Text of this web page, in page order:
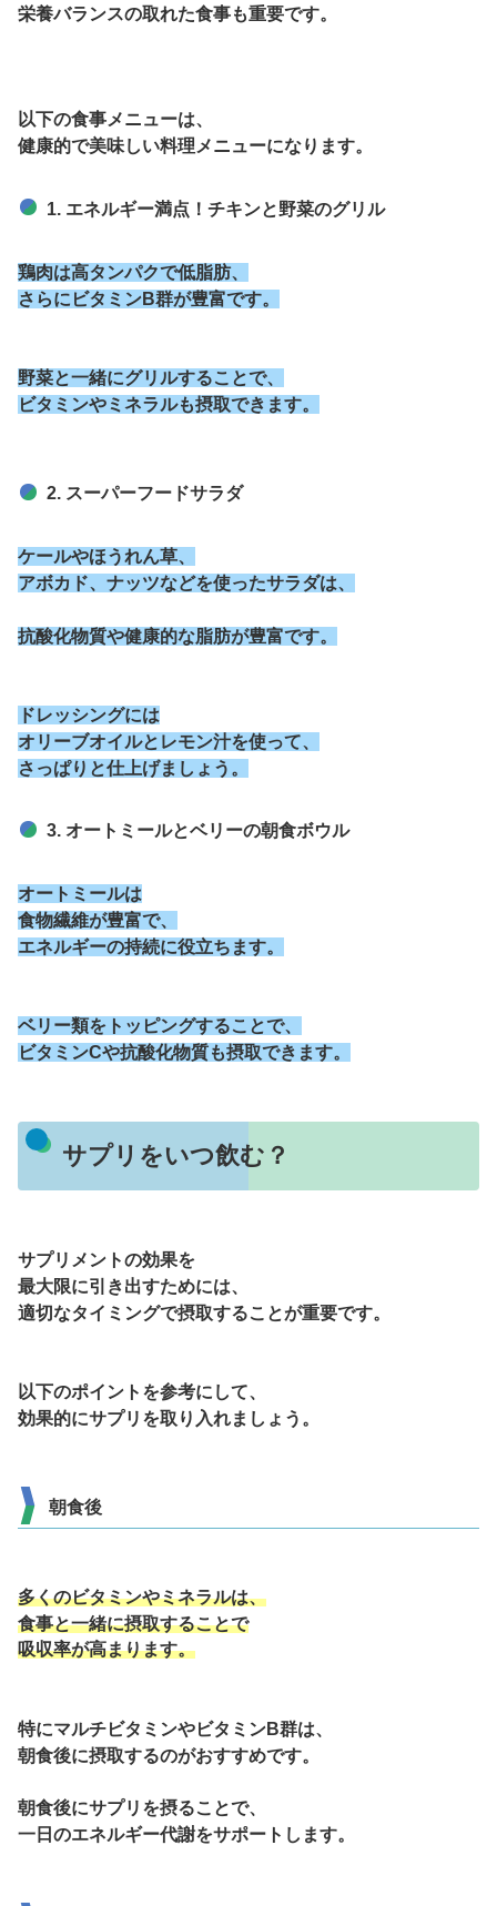
栄養バランスの取れた食事も重要です。
以下の食事メニューは、
健康的で美味しい料理メニューになります。
1. エネルギー満点！チキンと野菜のグリル
鶏肉は高タンパクで低脂肪、
さらにビタミンB群が豊富です。
野菜と一緒にグリルすることで、
ビタミンやミネラルも摂取できます。
2. スーパーフードサラダ
ケールやほうれん草、
アボカド、ナッツなどを使ったサラダは、
抗酸化物質や健康的な脂肪が豊富です。
ドレッシングには
オリーブオイルとレモン汁を使って、
さっぱりと仕上げましょう。
3. オートミールとベリーの朝食ボウル
オートミールは
食物繊維が豊富で、
エネルギーの持続に役立ちます。
ベリー類をトッピングすることで、
ビタミンCや抗酸化物質も摂取できます。
サプリをいつ飲む？
サプリメントの効果を
最大限に引き出すためには、
適切なタイミングで摂取することが重要です。
以下のポイントを参考にして、
効果的にサプリを取り入れましょう。
朝食後
多くのビタミンやミネラルは、
食事と一緒に摂取することで
吸収率が高まります。
特にマルチビタミンやビタミンB群は、
朝食後に摂取するのがおすすめです。
朝食後にサプリを摂ることで、
一日のエネルギー代謝をサポートします。